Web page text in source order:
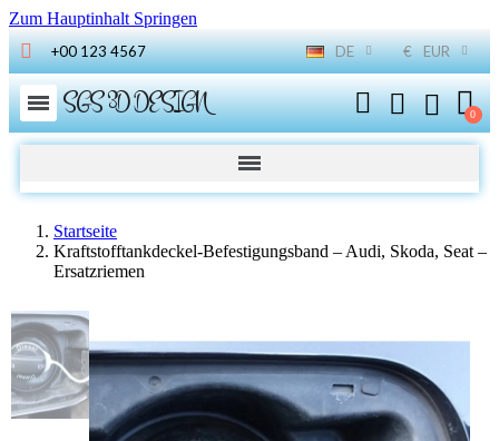
Zum Hauptinhalt Springen
+00 123 4567 DE € EUR
SGS 3D DESIGN
Startseite
Kraftstofftankdeckel-Befestigungsband – Audi, Skoda, Seat –
Ersatzriemen